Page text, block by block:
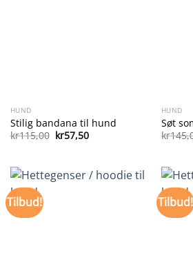
HUND
Stilig bandana til hund
kr115,00 Opprinnelig
pris
kr57,50Nåværende
pris
HUND
Søt
kr
Tilbud! Tilbud!